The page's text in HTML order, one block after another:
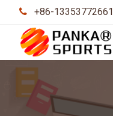
+86-13353772661